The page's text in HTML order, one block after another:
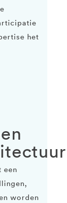
het
een
worden